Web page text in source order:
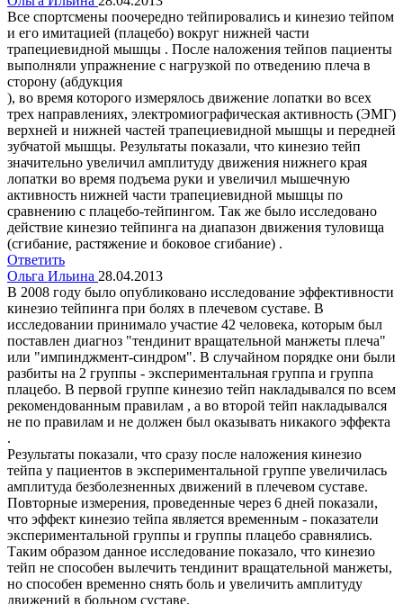
Все спортсмены поочередно тейпировались и кинезио тейпом
и его имитацией (плацебо) вокруг нижней части
трапециевидной мышцы . После наложения тейпов пациенты
выполняли упражнение с нагрузкой по отведению плеча в
сторону (абдукция
), во время которого измерялось движение лопатки во всех
трех направлениях, электромиографическая активность (ЭМГ)
верхней и нижней частей трапециевидной мышцы и передней
зубчатой мышцы. Результаты показали, что кинезио тейп
значительно увеличил амплитуду движения нижнего края
лопатки во время подъема руки и увеличил мышечную
активность нижней части трапециевидной мышцы по
сравнению с плацебо-тейпингом. Так же было исследовано
действие кинезио тейпинга на диапазон движения туловища
(сгибание, растяжение и боковое сгибание) .
Ответить
Ольга Ильина 28.04.2013
В 2008 году было опубликовано исследование эффективности
кинезио тейпинга при болях в плечевом суставе. В
исследовании принимало участие 42 человека, которым был
поставлен диагноз "тендинит вращательной манжеты плеча"
или "импинджмент-синдром". В случайном порядке они были
разбиты на 2 группы - экспериментальная группа и группа
плацебо. В первой группе кинезио тейп накладывался по всем
рекомендованным правилам , а во второй тейп накладывался
не по правилам и не должен был оказывать никакого эффекта
.
Результаты показали, что сразу после наложения кинезио
тейпа у пациентов в экспериментальной группе увеличилась
амплитуда безболезненных движений в плечевом суставе.
Повторные измерения, проведенные через 6 дней показали,
что эффект кинезио тейпа является временным - показатели
экспериментальной группы и группы плацебо сравнялись.
Таким образом данное исследование показало, что кинезио
тейп не способен вылечить тендинит вращательной манжеты,
но способен временно снять боль и увеличить амплитуду
движений в больном суставе.